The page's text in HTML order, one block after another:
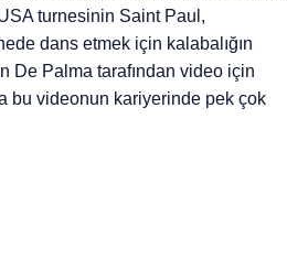
turnesinin Saint Paul,
dans etmek için kalabalığın
De Palma tarafından video için
bu videonun kariyerinde pek çok